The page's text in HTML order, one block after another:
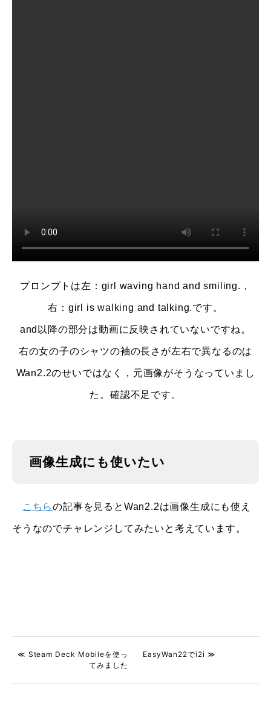
プロンプトは左：girl waving hand and smiling.，
右：girl is walking and talking.です。
and以降の部分は動画に反映されていないですね。
右の女の子のシャツの袖の長さが左右で異なるのは
Wan2.2のせいではなく，元画像がそうなっていまし
た。確認不足です。
画像生成にも使いたい
こちらの記事を見るとWan2.2は画像生成にも使え
そうなのでチャレンジしてみたいと考えています。
≪ Steam Deck Mobileを使っ
てみました
EasyWan22でi2i ≫